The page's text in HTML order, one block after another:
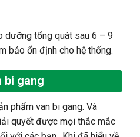
dưỡng tổng quát sau 6 – 9
bảo ổn định cho hệ thống.
bi gang
phẩm van bi gang. Và
quyết được mọi thắc mắc